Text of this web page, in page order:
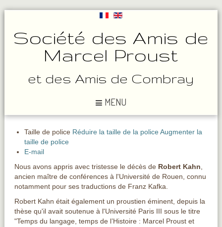
Société des Amis de
Marcel Proust
et des Amis de Combray
MENU
Taille de police Réduire la taille de la police Augmenter la
taille de police
E-mail
Nous avons appris avec tristesse le décès de Robert Kahn,
ancien maître de conférences à l'Université de Rouen, connu
notamment pour ses traductions de Franz Kafka.
Robert Kahn était également un proustien éminent, depuis la
thèse qu'il avait soutenue à l'Université Paris III sous le titre
"Temps du langage, temps de l’Histoire : Marcel Proust et